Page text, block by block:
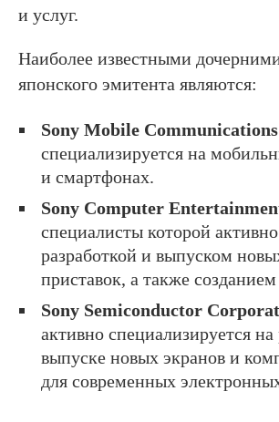
и услуг.
Наиболее известными
японского эмитента являются:
Sony Mobile
специализируется на
и смартфонах.
Sony Computer
специалисты которой
разработкой и выпуском
приставок, а также
Sony Semiconductor
активно специализируется на
выпуске новых экранов и
для современных